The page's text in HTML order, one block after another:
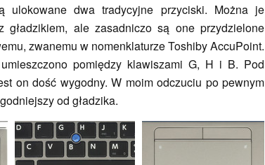
ulokowane dwa tradycyjne przyciski. Można je
gładzikiem, ale zasadniczo są one przydzielone
zwanemu w nomenklaturze Toshiby AccuPoint.
pomiędzy klawiszami G, H i B. Pod
on dość wygodny. W moim odczuciu po pewnym
od gładzika.